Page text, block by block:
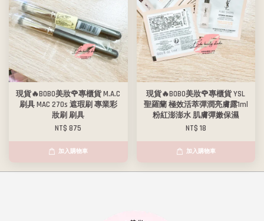
現貨🔥BOBO美妝🌹專櫃貨 M.A.C
刷具 MAC 270s 遮瑕刷 專業彩
妝刷 刷具
NT$ 875
加入購物車
現貨🔥BOBO美妝🌹專櫃貨 YSL
聖羅蘭 極效活萃彈潤亮膚露1ml
粉紅澎澎水 肌膚彈嫩保濕
NT$ 18
加入購物車